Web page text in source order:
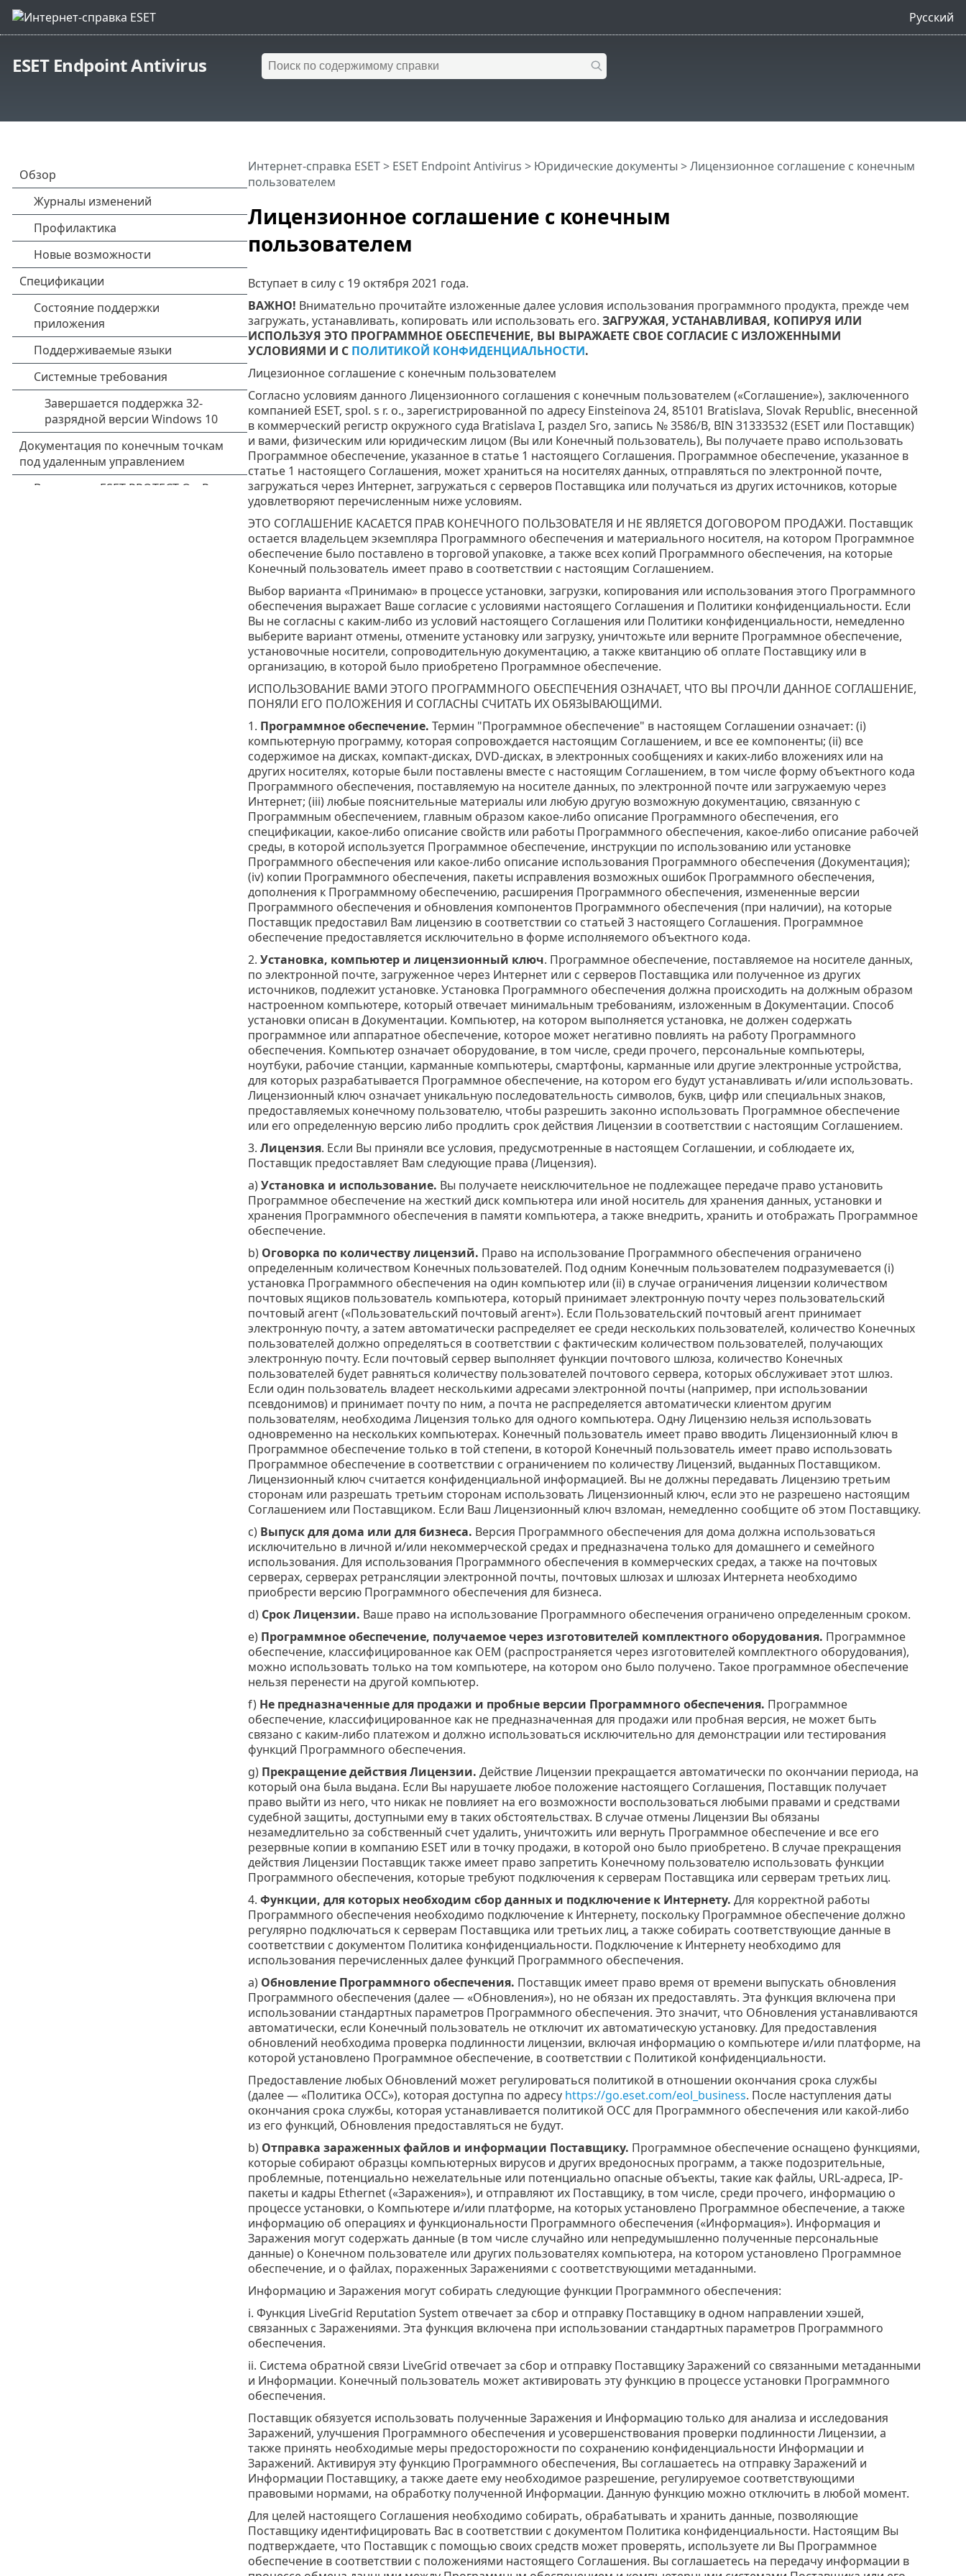
Русский
ESET Endpoint Antivirus
Лицензионное соглашение с конечным
пользователем
Интернет-справка ESET> ESET Endpoint Antivirus > Юридические документы > Лицензионное соглашение с конечным
пользователем
Вступает в силу с 19 октября 2021 года.
ВАЖНО! Внимательно прочитайте изложенные далее условия использования программного продукта, прежде чем
загружать, устанавливать, копировать или использовать его. ЗАГРУЖАЯ, УСТАНАВЛИВАЯ, КОПИРУЯ ИЛИ
ИСПОЛЬЗУЯ ЭТО ПРОГРАММНОЕ ОБЕСПЕЧЕНИЕ, ВЫ ВЫРАЖАЕТЕ СВОЕ СОГЛАСИЕ С ИЗЛОЖЕННЫМИ
УСЛОВИЯМИ И С ПОЛИТИКОЙ КОНФИДЕНЦИАЛЬНОСТИ.
Лицезионное соглашение с конечным пользователем
Согласно условиям данного Лицензионного соглашения с конечным пользователем («Соглашение»), заключенного
компанией ESET, spol. s r. o., зарегистрированной по адресу Einsteinova 24, 85101 Bratislava, Slovak Republic, внесенной
в коммерческий регистр окружного суда Bratislava I, раздел Sro, запись № 3586/B, BIN 31333532 (ESET или Поставщик)
и вами, физическим или юридическим лицом (Вы или Конечный пользователь), Вы получаете право использовать
Программное обеспечение, указанное в статье 1 настоящего Соглашения. Программное обеспечение, указанное в
статье 1 настоящего Соглашения, может храниться на носителях данных, отправляться по электронной почте,
загружаться через Интернет, загружаться с серверов Поставщика или получаться из других источников, которые
удовлетворяют перечисленным ниже условиям.
ЭТО СОГЛАШЕНИЕ КАСАЕТСЯ ПРАВ КОНЕЧНОГО ПОЛЬЗОВАТЕЛЯ И НЕ ЯВЛЯЕТСЯ ДОГОВОРОМ ПРОДАЖИ. Поставщик
остается владельцем экземпляра Программного обеспечения и материального носителя, на котором Программное
обеспечение было поставлено в торговой упаковке, а также всех копий Программного обеспечения, на которые
Конечный пользователь имеет право в соответствии с настоящим Соглашением.
Выбор варианта «Принимаю» в процессе установки, загрузки, копирования или использования этого Программного
обеспечения выражает Ваше согласие с условиями настоящего Соглашения и Политики конфиденциальности. Если
Вы не согласны с каким-либо из условий настоящего Соглашения или Политики конфиденциальности, немедленно
выберите вариант отмены, отмените установку или загрузку, уничтожьте или верните Программное обеспечение,
установочные носители, сопроводительную документацию, а также квитанцию об оплате Поставщику или в
организацию, в которой было приобретено Программное обеспечение.
ИСПОЛЬЗОВАНИЕ ВАМИ ЭТОГО ПРОГРАММНОГО ОБЕСПЕЧЕНИЯ ОЗНАЧАЕТ, ЧТО ВЫ ПРОЧЛИ ДАННОЕ СОГЛАШЕНИЕ,
ПОНЯЛИ ЕГО ПОЛОЖЕНИЯ И СОГЛАСНЫ СЧИТАТЬ ИХ ОБЯЗЫВАЮЩИМИ.
1. Программное обеспечение. Термин "Программное обеспечение" в настоящем Соглашении означает: (i)
компьютерную программу, которая сопровождается настоящим Соглашением, и все ее компоненты; (ii) все
содержимое на дисках, компакт-дисках, DVD-дисках, в электронных сообщениях и каких-либо вложениях или на
других носителях, которые были поставлены вместе с настоящим Соглашением, в том числе форму объектного кода
Программного обеспечения, поставляемую на носителе данных, по электронной почте или загружаемую через
Интернет; (iii) любые пояснительные материалы или любую другую возможную документацию, связанную с
Программным обеспечением, главным образом какое-либо описание Программного обеспечения, его
спецификации, какое-либо описание свойств или работы Программного обеспечения, какое-либо описание рабочей
среды, в которой используется Программное обеспечение, инструкции по использованию или установке
Программного обеспечения или какое-либо описание использования Программного обеспечения (Документация);
(iv) копии Программного обеспечения, пакеты исправления возможных ошибок Программного обеспечения,
дополнения к Программному обеспечению, расширения Программного обеспечения, измененные версии
Программного обеспечения и обновления компонентов Программного обеспечения (при наличии), на которые
Поставщик предоставил Вам лицензию в соответствии со статьей 3 настоящего Соглашения. Программное
обеспечение предоставляется исключительно в форме исполняемого объектного кода.
2. Установка, компьютер и лицензионный ключ. Программное обеспечение, поставляемое на носителе данных,
по электронной почте, загруженное через Интернет или с серверов Поставщика или полученное из других
источников, подлежит установке. Установка Программного обеспечения должна происходить на должным образом
настроенном компьютере, который отвечает минимальным требованиям, изложенным в Документации. Способ
установки описан в Документации. Компьютер, на котором выполняется установка, не должен содержать
программное или аппаратное обеспечение, которое может негативно повлиять на работу Программного
обеспечения. Компьютер означает оборудование, в том числе, среди прочего, персональные компьютеры,
ноутбуки, рабочие станции, карманные компьютеры, смартфоны, карманные или другие электронные устройства,
для которых разрабатывается Программное обеспечение, на котором его будут устанавливать и/или использовать.
Лицензионный ключ означает уникальную последовательность символов, букв, цифр или специальных знаков,
предоставляемых конечному пользователю, чтобы разрешить законно использовать Программное обеспечение
или его определенную версию либо продлить срок действия Лицензии в соответствии с настоящим Соглашением.
3. Лицензия. Если Вы приняли все условия, предусмотренные в настоящем Соглашении, и соблюдаете их,
Поставщик предоставляет Вам следующие права (Лицензия).
а)Установка и использование. Вы получаете неисключительное не подлежащее передаче право установить
Программное обеспечение на жесткий диск компьютера или иной носитель для хранения данных, установки и
хранения Программного обеспечения в памяти компьютера, а также внедрить, хранить и отображать Программное
обеспечение.
b) Оговорка по количеству лицензий. Право на использование Программного обеспечения ограничено
определенным количеством Конечных пользователей. Под одним Конечным пользователем подразумевается (i)
установка Программного обеспечения на один компьютер или (ii) в случае ограничения лицензии количеством
почтовых ящиков пользователь компьютера, который принимает электронную почту через пользовательский
почтовый агент («Пользовательский почтовый агент»). Если Пользовательский почтовый агент принимает
электронную почту, а затем автоматически распределяет ее среди нескольких пользователей, количество Конечных
пользователей должно определяться в соответствии с фактическим количеством пользователей, получающих
электронную почту. Если почтовый сервер выполняет функции почтового шлюза, количество Конечных
пользователей будет равняться количеству пользователей почтового сервера, которых обслуживает этот шлюз.
Если один пользователь владеет несколькими адресами электронной почты (например, при использовании
псевдонимов) и принимает почту по ним, а почта не распределяется автоматически клиентом другим
пользователям, необходима Лицензия только для одного компьютера. Одну Лицензию нельзя использовать
одновременно на нескольких компьютерах. Конечный пользователь имеет право вводить Лицензионный ключ в
Программное обеспечение только в той степени, в которой Конечный пользователь имеет право использовать
Программное обеспечение в соответствии с ограничением по количеству Лицензий, выданных Поставщиком.
Лицензионный ключ считается конфиденциальной информацией. Вы не должны передавать Лицензию третьим
сторонам или разрешать третьим сторонам использовать Лицензионный ключ, если это не разрешено настоящим
Соглашением или Поставщиком. Если Ваш Лицензионный ключ взломан, немедленно сообщите об этом Поставщику.
c) Выпуск для дома или для бизнеса. Версия Программного обеспечения для дома должна использоваться
исключительно в личной и/или некоммерческой средах и предназначена только для домашнего и семейного
использования. Для использования Программного обеспечения в коммерческих средах, а также на почтовых
серверах, серверах ретрансляции электронной почты, почтовых шлюзах и шлюзах Интернета необходимо
приобрести версию Программного обеспечения для бизнеса.
d) Срок Лицензии. Ваше право на использование Программного обеспечения ограничено определенным сроком.
e) Программное обеспечение, получаемое через изготовителей комплектного оборудования. Программное
обеспечение, классифицированное как OEM (распространяется через изготовителей комплектного оборудования),
можно использовать только на том компьютере, на котором оно было получено. Такое программное обеспечение
нельзя перенести на другой компьютер.
f) Не предназначенные для продажи и пробные версии Программного обеспечения. Программное
обеспечение, классифицированное как не предназначенная для продажи или пробная версия, не может быть
связано с каким-либо платежом и должно использоваться исключительно для демонстрации или тестирования
функций Программного обеспечения.
g) Прекращение действия Лицензии. Действие Лицензии прекращается автоматически по окончании периода, на
который она была выдана. Если Вы нарушаете любое положение настоящего Соглашения, Поставщик получает
право выйти из него, что никак не повлияет на его возможности воспользоваться любыми правами и средствами
судебной защиты, доступными ему в таких обстоятельствах. В случае отмены Лицензии Вы обязаны
незамедлительно за собственный счет удалить, уничтожить или вернуть Программное обеспечение и все его
резервные копии в компанию ESET или в точку продажи, в которой оно было приобретено. В случае прекращения
действия Лицензии Поставщик также имеет право запретить Конечному пользователю использовать функции
Программного обеспечения, которые требуют подключения к серверам Поставщика или серверам третьих лиц.
4. Функции, для которых необходим сбор данных и подключение к Интернету. Для корректной работы
Программного обеспечения необходимо подключение к Интернету, поскольку Программное обеспечение должно
регулярно подключаться к серверам Поставщика или третьих лиц, а также собирать соответствующие данные в
соответствии с документом Политика конфиденциальности. Подключение к Интернету необходимо для
использования перечисленных далее функций Программного обеспечения.
а) Обновление Программного обеспечения. Поставщик имеет право время от времени выпускать обновления
Программного обеспечения (далее — «Обновления»), но не обязан их предоставлять. Эта функция включена при
использовании стандартных параметров Программного обеспечения. Это значит, что Обновления устанавливаются
автоматически, если Конечный пользователь не отключит их автоматическую установку. Для предоставления
обновлений необходима проверка подлинности лицензии, включая информацию о компьютере и/или платформе, на
которой установлено Программное обеспечение, в соответствии с Политикой конфиденциальности.
Предоставление любых Обновлений может регулироваться политикой в отношении окончания срока службы
(далее — «Политика ОСС»), которая доступна по адресу https://go.eset.com/eol_business. После наступления даты
окончания срока службы, которая устанавливается политикой ОСС для Программного обеспечения или какой-либо
из его функций, Обновления предоставляться не будут.
b) Отправка зараженных файлов и информации Поставщику. Программное обеспечение оснащено функциями,
которые собирают образцы компьютерных вирусов и других вредоносных программ, а также подозрительные,
проблемные, потенциально нежелательные или потенциально опасные объекты, такие как файлы, URL-адреса, IP-
пакеты и кадры Ethernet («Заражения»), и отправляют их Поставщику, в том числе, среди прочего, информацию о
процессе установки, о Компьютере и/или платформе, на которых установлено Программное обеспечение, а также
информацию об операциях и функциональности Программного обеспечения («Информация»). Информация и
Заражения могут содержать данные (в том числе случайно или непредумышленно полученные персональные
данные) о Конечном пользователе или других пользователях компьютера, на котором установлено Программное
обеспечение, и о файлах, пораженных Заражениями с соответствующими метаданными.
Информацию и Заражения могут собирать следующие функции Программного обеспечения:
i. Функция LiveGrid Reputation System отвечает за сбор и отправку Поставщику в одном направлении хэшей,
связанных с Заражениями. Эта функция включена при использовании стандартных параметров Программного
обеспечения.
ii. Система обратной связи LiveGrid отвечает за сбор и отправку Поставщику Заражений со связанными метаданными
и Информации. Конечный пользователь может активировать эту функцию в процессе установки Программного
обеспечения.
Поставщик обязуется использовать полученные Заражения и Информацию только для анализа и исследования
Заражений, улучшения Программного обеспечения и усовершенствования проверки подлинности Лицензии, а
также принять необходимые меры предосторожности по сохранению конфиденциальности Информации и
Заражений. Активируя эту функцию Программного обеспечения, Вы соглашаетесь на отправку Заражений и
Информации Поставщику, а также даете ему необходимое разрешение, регулируемое соответствующими
правовыми нормами, на обработку полученной Информации. Данную функцию можно отключить в любой момент.
Для целей настоящего Соглашения необходимо собирать, обрабатывать и хранить данные, позволяющие
Поставщику идентифицировать Вас в соответствии с документом Политика конфиденциальности. Настоящим Вы
подтверждаете, что Поставщик с помощью своих средств может проверять, используете ли Вы Программное
обеспечение в соответствии с положениями настоящего Соглашения. Вы соглашаетесь на передачу информации в